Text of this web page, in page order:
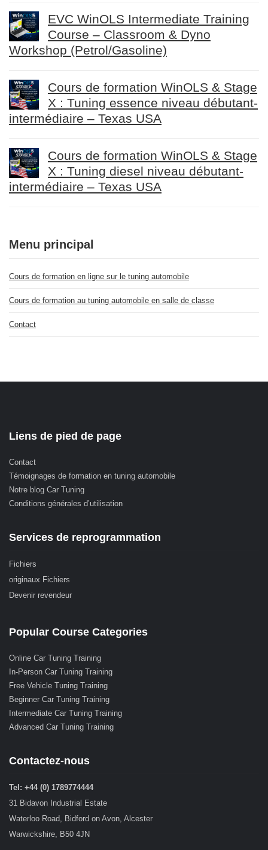
EVC WinOLS Intermediate Training
Course – Classroom & Dyno
Workshop (Petrol/Gasoline)
Cours de formation WinOLS & Stage
X : Tuning essence niveau débutant-
intermédiaire – Texas USA
Cours de formation WinOLS & Stage
X : Tuning diesel niveau débutant-
intermédiaire – Texas USA
Menu principal
Cours de formation en ligne sur le tuning automobile
Cours de formation au tuning automobile en salle de classe
Contact
Liens de pied de page
Contact
Témoignages de formation en tuning automobile
Notre blog Car Tuning
Conditions générales d’utilisation
Services de reprogrammation
Fichiers
originaux Fichiers
Devenir revendeur
Popular Course Categories
Online Car Tuning Training
In-Person Car Tuning Training
Free Vehicle Tuning Training
Beginner Car Tuning Training
Intermediate Car Tuning Training
Advanced Car Tuning Training
Contactez-nous
Tel: +44 (0) 1789774444
31 Bidavon Industrial Estate
Waterloo Road, Bidford on Avon, Alcester
Warwickshire, B50 4JN